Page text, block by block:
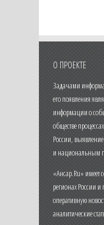
О ПРОЕКТЕ
Задачами
его появления
информации о
обществе
России,
и национальным
«Ансар.Ru» имеет
регионах России
оперативную
аналитические